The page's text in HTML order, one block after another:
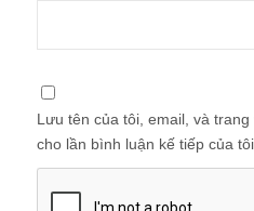
Lưu tên của tôi, email, và
cho lần bình luận kế tiếp của tôi.